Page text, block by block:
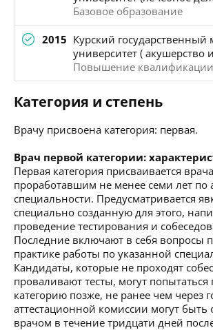
Базовое образование
2015 Курский
университет ( акушерство
Повышение квалификации
Категория и степень
Врачу присвоена категория: первая.
Врач первой категории:
Первая категория присваивается
проработавшим не менее семи лет по
специальности. Предусматривается
специально созданную для этого,
проведение тестирования и
Последние включают в себя вопросы
практике работы по указанной
Кандидаты, которые не проходят
проваливают тесты, могут попытаться
категорию позже, не ранее чем через
аттестационной комиссии могут
врачом в течение тридцати дней